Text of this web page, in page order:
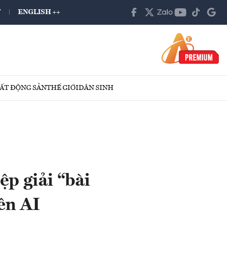
ENGLISH ++
ĐỘNG SẢNTHẾ GIỚIDÂN SINH
giải “bài
AI